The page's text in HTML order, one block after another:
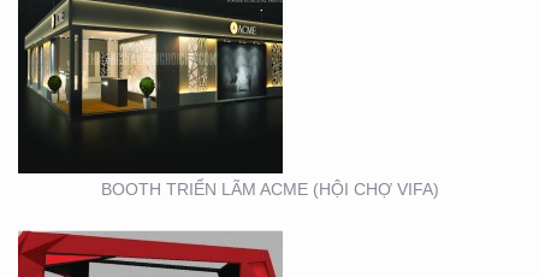
BOOTH TRIỂN LÃM ACME (HỘI CHỢ VIFA)
BOOTH TRIỂN LÃM
CITIGYM ( TẠI HỘI CHỢ
EXPO_NOVOLAND)